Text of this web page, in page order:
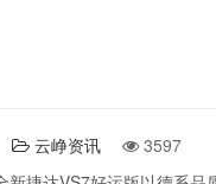
云峥资讯
3597